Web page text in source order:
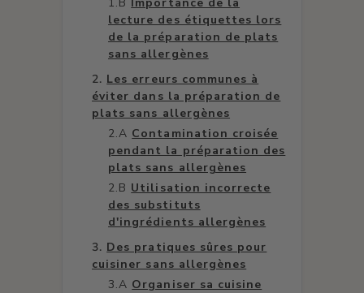
lecture des étiquettes lors
de la préparation de plats
sans allergènes
Les erreurs communes à
éviter dans la préparation de
plats sans allergènes
Contamination croisée
pendant la préparation des
plats sans allergènes
Utilisation incorrecte
des substituts
d'ingrédients allergènes
Des pratiques sûres pour
cuisiner sans allergènes
Organiser sa cuisine